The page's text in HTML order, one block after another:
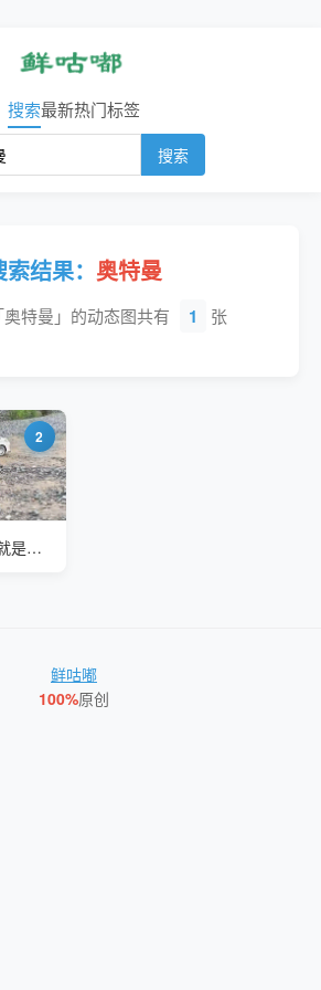
搜索最新热门标签
搜索
结果： 奥特曼
特曼」的动态图共有 1 张
2
小时候的奥特曼就是这么拍的吧
鲜咕嘟
100%原创